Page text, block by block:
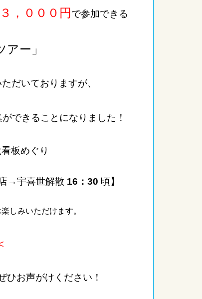
３，０００円 で参加できる
ー」
だいておりますが、
できることになりました！
商店街絵看板めぐり
解散 16：30 頃】
しみいただけます。
ひお声がけください！